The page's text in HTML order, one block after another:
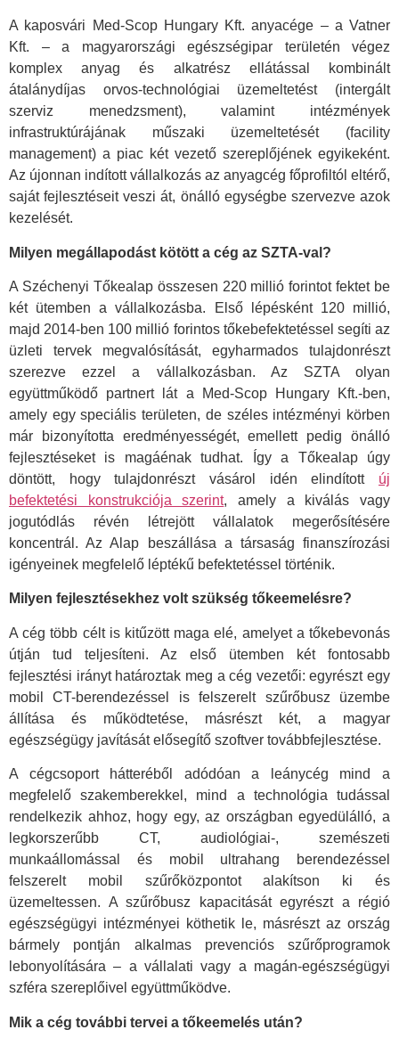
A kaposvári Med-Scop Hungary Kft. anyacége – a Vatner
Kft. – a magyarországi egészségipar területén végez
komplex anyag és alkatrész ellátással kombinált
átalánydíjas orvos-technológiai üzemeltetést (intergált
szerviz menedzsment), valamint intézmények
infrastruktúrájának műszaki üzemeltetését (facility
management) a piac két vezető szereplőjének egyikeként.
Az újonnan indított vállalkozás az anyagcég főprofiltól eltérő,
saját fejlesztéseit veszi át, önálló egységbe szervezve azok
kezelését.
Milyen megállapodást kötött a cég az SZTA-val?
A Széchenyi Tőkealap összesen 220 millió forintot fektet be
két ütemben a vállalkozásba. Első lépésként 120 millió,
majd 2014-ben 100 millió forintos tőkebefektetéssel segíti az
üzleti tervek megvalósítását, egyharmados tulajdonrészt
szerezve ezzel a vállalkozásban. Az SZTA olyan
együttműködő partnert lát a Med-Scop Hungary Kft.-ben,
amely egy speciális területen, de széles intézményi körben
már bizonyította eredményességét, emellett pedig önálló
fejlesztéseket is magáénak tudhat. Így a Tőkealap úgy
döntött, hogy tulajdonrészt vásárol idén elindított új
befektetési konstrukciója szerint, amely a kiválás vagy
jogutódlás révén létrejött vállalatok megerősítésére
koncentrál. Az Alap beszállása a társaság finanszírozási
igényeinek megfelelő léptékű befektetéssel történik.
Milyen fejlesztésekhez volt szükség tőkeemelésre?
A cég több célt is kitűzött maga elé, amelyet a tőkebevonás
útján tud teljesíteni. Az első ütemben két fontosabb
fejlesztési irányt határoztak meg a cég vezetői: egyrészt egy
mobil CT-berendezéssel is felszerelt szűrőbusz üzembe
állítása és működtetése, másrészt két, a magyar
egészségügy javítását elősegítő szoftver továbbfejlesztése.
A cégcsoport hátteréből adódóan a leánycég mind a
megfelelő szakemberekkel, mind a technológia tudással
rendelkezik ahhoz, hogy egy, az országban egyedülálló, a
legkorszerűbb CT, audiológiai-, szemészeti
munkaállomással és mobil ultrahang berendezéssel
felszerelt mobil szűrőközpontot alakítson ki és
üzemeltessen. A szűrőbusz kapacitását egyrészt a régió
egészségügyi intézményei köthetik le, másrészt az ország
bármely pontján alkalmas prevenciós szűrőprogramok
lebonyolítására – a vállalati vagy a magán-egészségügyi
szféra szereplőivel együttműködve.
Mik a cég további tervei a tőkeemelés után?